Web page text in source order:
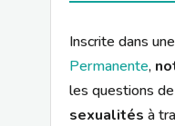
Inscrite dans
Permanente,
les questions de
sexualités à